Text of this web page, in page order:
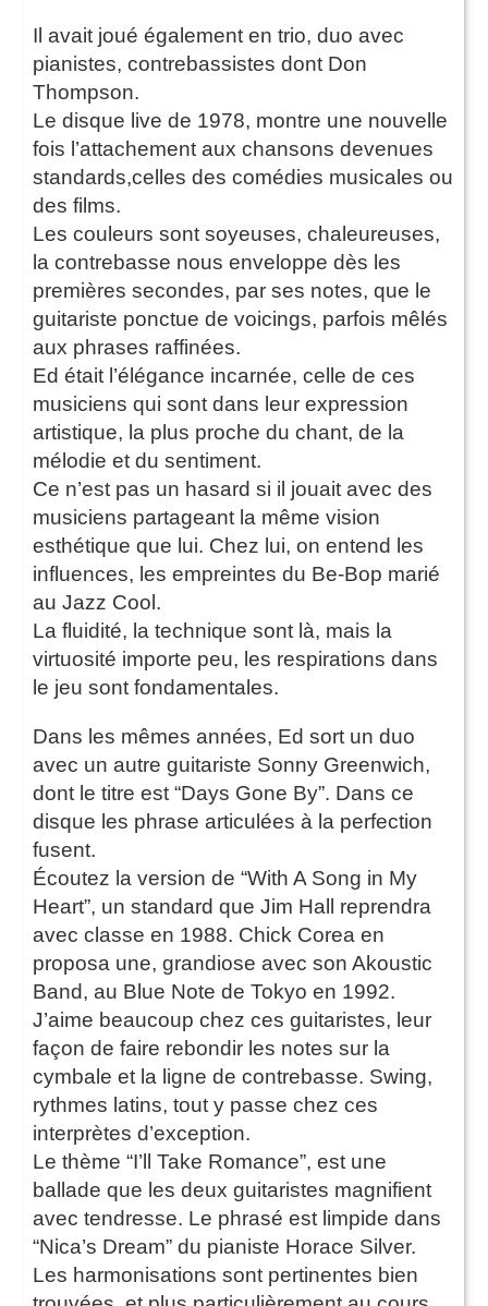
Il avait joué également en trio, duo avec
pianistes, contrebassistes dont Don
Thompson.
Le disque live de 1978, montre une nouvelle
fois l’attachement aux chansons devenues
standards,celles des comédies musicales ou
des films.
Les couleurs sont soyeuses, chaleureuses,
la contrebasse nous enveloppe dès les
premières secondes, par ses notes, que le
guitariste ponctue de voicings, parfois mêlés
aux phrases raffinées.
Ed était l’élégance incarnée, celle de ces
musiciens qui sont dans leur expression
artistique, la plus proche du chant, de la
mélodie et du sentiment.
Ce n’est pas un hasard si il jouait avec des
musiciens partageant la même vision
esthétique que lui. Chez lui, on entend les
influences, les empreintes du Be-Bop marié
au Jazz Cool.
La fluidité, la technique sont là, mais la
virtuosité importe peu, les respirations dans
le jeu sont fondamentales.
Dans les mêmes années, Ed sort un duo
avec un autre guitariste Sonny Greenwich,
dont le titre est “Days Gone By”. Dans ce
disque les phrase articulées à la perfection
fusent.
Écoutez la version de “With A Song in My
Heart”, un standard que Jim Hall reprendra
avec classe en 1988. Chick Corea en
proposa une, grandiose avec son Akoustic
Band, au Blue Note de Tokyo en 1992.
J’aime beaucoup chez ces guitaristes, leur
façon de faire rebondir les notes sur la
cymbale et la ligne de contrebasse. Swing,
rythmes latins, tout y passe chez ces
interprètes d’exception.
Le thème “I’ll Take Romance”, est une
ballade que les deux guitaristes magnifient
avec tendresse. Le phrasé est limpide dans
“Nica’s Dream” du pianiste Horace Silver.
Les harmonisations sont pertinentes bien